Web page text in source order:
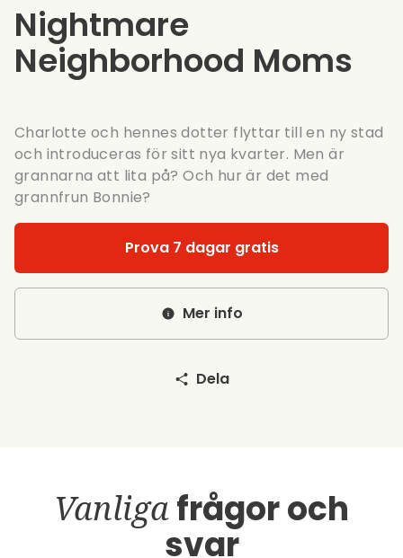
Nightmare
Neighborhood Moms
Charlotte och hennes dotter flyttar till en ny stad
och introduceras för sitt nya kvarter. Men är
grannarna att lita på? Och hur är det med
grannfrun Bonnie?
Prova 7 dagar gratis
Mer info
Dela
Vanligafrågor och
svar